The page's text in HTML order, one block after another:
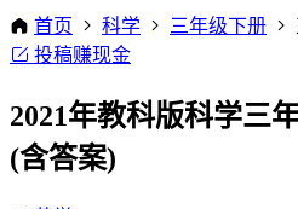
首页 科学 三年级下册
投稿赚现金
2021年教科版科学三
(含答案)